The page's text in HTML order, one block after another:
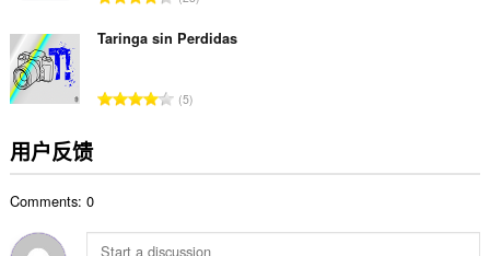
分
：
Taringa sin Perdidas
总
5
用户反馈
Comments: 0